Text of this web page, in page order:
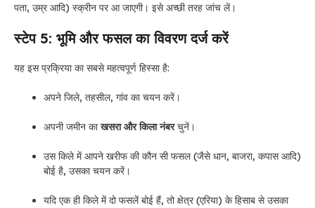
पता, उम्र आदि) स्क्रीन पर आ जाएगी। इसे अच्छी तरह जांच लें।
स्टेप 5: भूमि और फसल का विवरण दर्ज करें
यह इस प्रक्रिया का सबसे महत्वपूर्ण हिस्सा है:
अपने जिले, तहसील, गांव का चयन करें।
अपनी जमीन काखसरा और किला नंबरचुनें।
उस किले में आपने खरीफ की कौन सी फसल (जैसे धान, बाजरा, कपास आदि)
बोई है, उसका चयन करें।
यदि एक ही किले में दो फसलें बोई हैं, तो क्षेत्र (एरिया) के हिसाब से उसका